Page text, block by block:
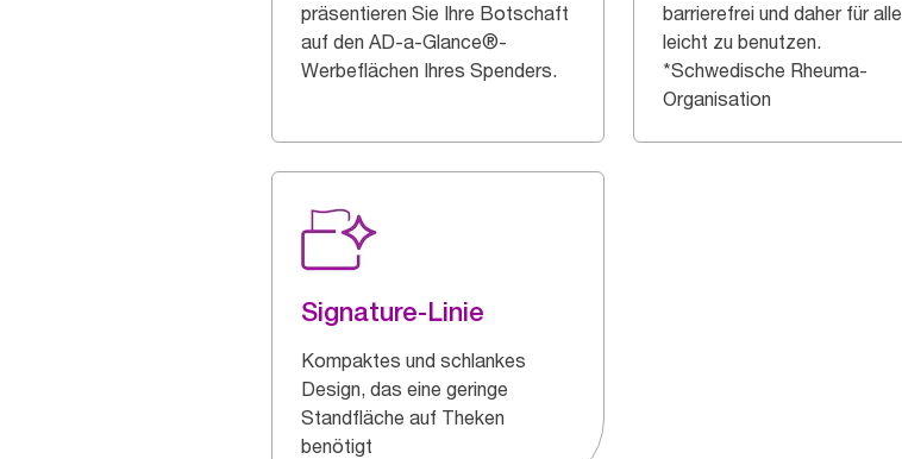
präsentieren Sie Ihre Botschaft
auf den AD-a-Glance®-
Werbeflächen Ihres Spenders.
barrierefrei und daher für alle
leicht zu benutzen.
*Schwedische Rheuma-
Organisation
Signature-Linie
Kompaktes und schlankes
Design, das eine geringe
Standfläche auf Theken
benötigt